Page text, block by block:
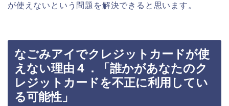
が使えないという問題を解決できると思います。
なごみアイでクレジットカードが使
えない理由４．「誰かがあなたのク
レジットカードを不正に利用してい
る可能性」